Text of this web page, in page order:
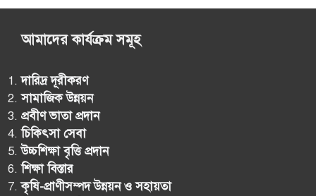
আমাদের কার্যক্রম সমূহ
দারিদ্র দূরীকরণ
সামাজিক উন্নয়ন
প্রবীণ ভাতা প্রদান
চিকিৎসা সেবা
উচ্চশিক্ষা বৃত্তি প্রদান
শিক্ষা বিস্তার
কৃষি-প্রাণীসম্পদ উন্নয়ন ও সহায়তা